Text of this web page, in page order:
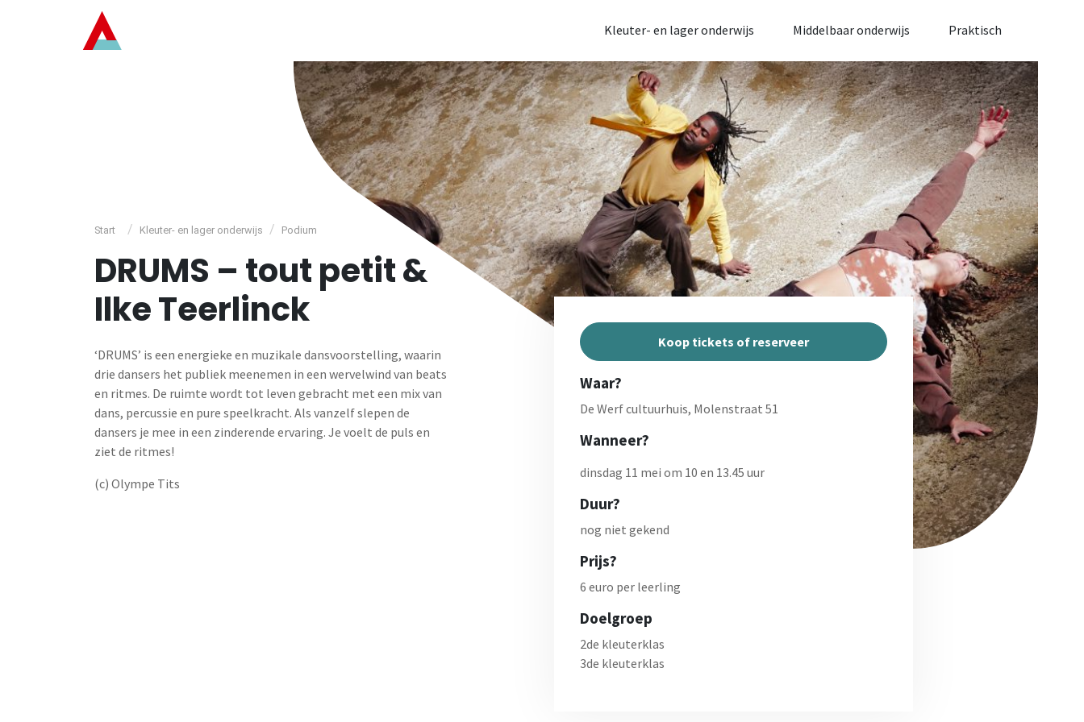
Kleuter- en lager onderwijs Middelbaar onderwijs Praktisch
Start / Kleuter- en lager onderwijs / Podium
DRUMS – tout petit &
Ilke Teerlinck
‘DRUMS’ is een energieke en muzikale dansvoorstelling, waarin
drie dansers het publiek meenemen in een wervelwind van beats
en ritmes. De ruimte wordt tot leven gebracht met een mix van
dans, percussie en pure speelkracht. Als vanzelf slepen de
dansers je mee in een zinderende ervaring. Je voelt de puls en
ziet de ritmes!
(c) Olympe Tits
Koop tickets of reserveer
Waar?
De Werf cultuurhuis, Molenstraat 51
Wanneer?
dinsdag 11 mei om 10 en 13.45 uur
Duur?
nog niet gekend
Prijs?
6 euro per leerling
Doelgroep
2de kleuterklas
3de kleuterklas